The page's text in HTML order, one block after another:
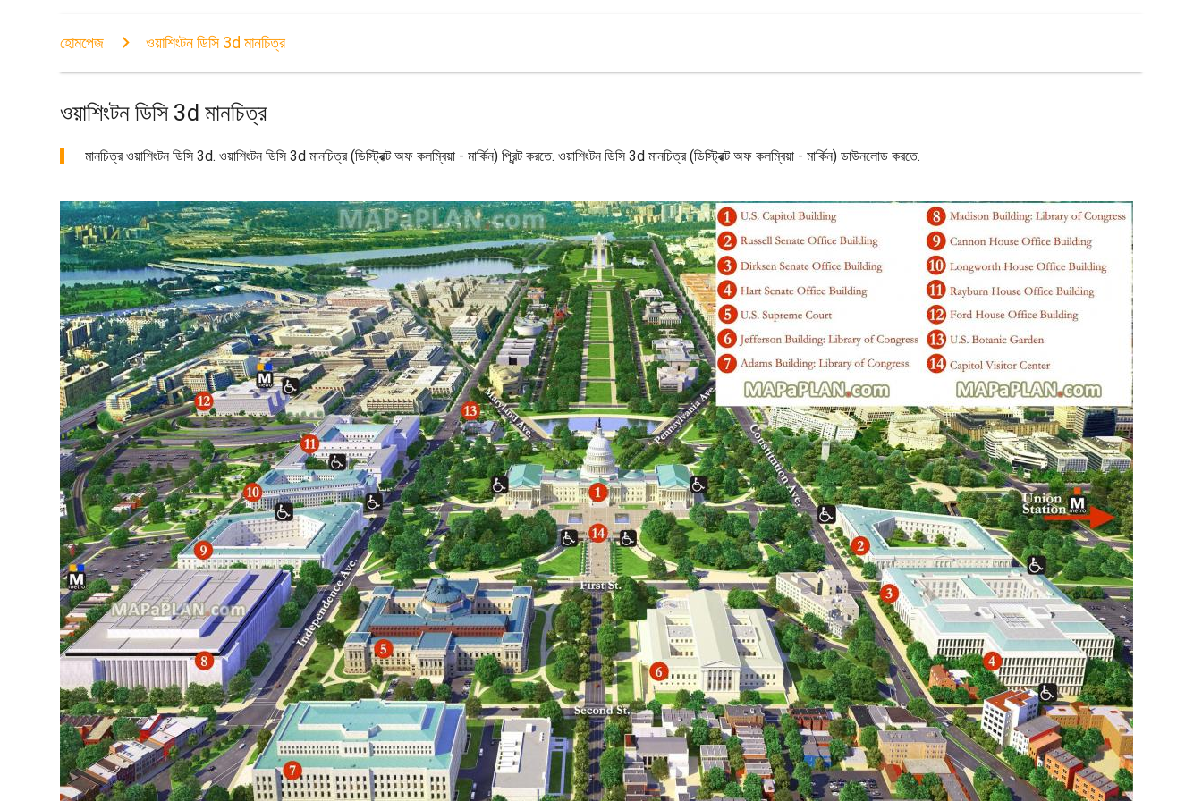
হোমপেজ ওয়াশিংটন ডিসি 3d মানচিত্র
ওয়াশিংটন ডিসি 3d মানচিত্র
মানচিত্র ওয়াশিংটন ডিসি 3d. ওয়াশিংটন ডিসি 3d মানচিত্র (ডিস্ট্রিক্ট অফ কলম্বিয়া - মার্কিন) প্রিন্ট করতে. ওয়াশিংটন ডিসি 3d মানচিত্র (ডিস্ট্রিক্ট অফ কলম্বিয়া - মার্কিন) ডাউনলোড করতে.